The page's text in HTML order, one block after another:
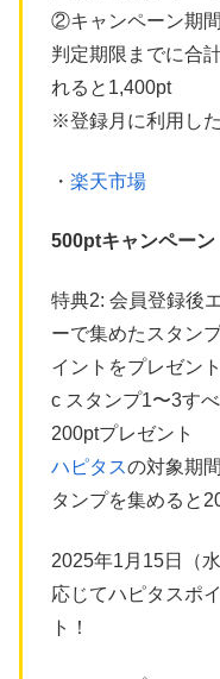
②キャンペーン期
判定期限までに合
れると1,400pt
※登録月に利用し
・ 楽天市場
500ptキャンペーン
特典2: 会員登録後
ーで集めたスタン
イントをプレゼン
c スタンプ1〜3す
200ptプレゼント
ハピタスの対象期
タンプを集めると
2025年1月15日（
応じてハピタスポ
ト！